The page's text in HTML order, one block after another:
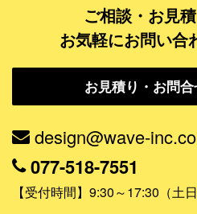
ジャンルで探す
飲食店・カフェ
学校・塾・習い事
コンサート・ライブ・演劇
ご相談・お見積
お気軽にお問い合
お見積り・お問
design@wave-
077-518-7551
【受付時間】9:30～17:30（土